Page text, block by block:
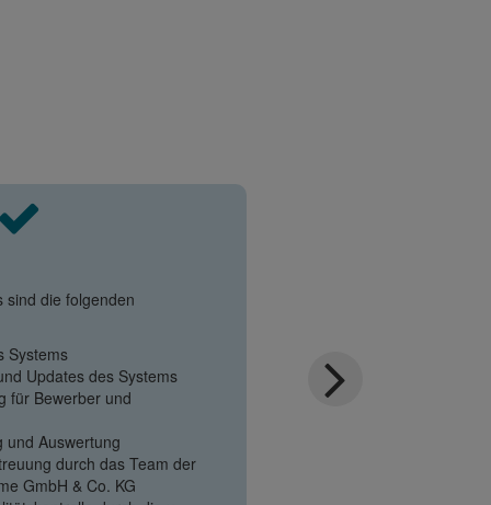
sind die folgenden
Systems
Updates des Systems
für Bewerber und
und Auswertung
durch das Team der
GmbH & Co. KG